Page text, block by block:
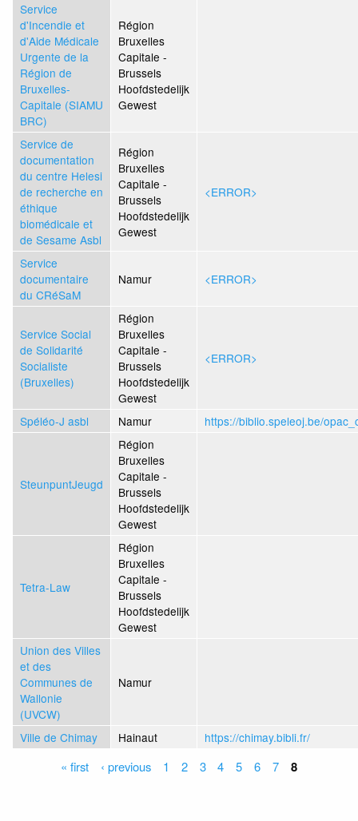
Service
d'Incendie et
d'Aide Médicale
Urgente de la
Région de
Bruxelles-
Capitale (SIAMU
BRC)
Région
Bruxelles
Capitale -
Brussels
Hoofdstedelijk
Gewest
Service de
documentation
du centre Helesi
de recherche en
éthique
biomédicale et
de Sesame Asbl
Région
Bruxelles
Capitale -
Brussels
Hoofdstedelijk
Gewest
<ERROR>
Service
documentaire
du CRéSaM
Namur <ERROR>
Service Social
de Solidarité
Socialiste
(Bruxelles)
Région
Bruxelles
Capitale -
Brussels
Hoofdstedelijk
Gewest
<ERROR>
Spéléo-J asbl Namur https://biblio.speleoj.be/
SteunpuntJeugd
Région
Bruxelles
Capitale -
Brussels
Hoofdstedelijk
Gewest
Tetra-Law
Région
Bruxelles
Capitale -
Brussels
Hoofdstedelijk
Gewest
Union des Villes
et des
Communes de
Wallonie
(UVCW)
Namur
Ville de Chimay Hainaut https://chimay.bibli.fr/
Pages
« first ‹ previous 1 2 3 4 5 6 7 8